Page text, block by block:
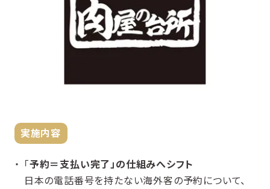
実施内容
「予約＝支払い完了」の仕組みへシフト
日本の電話番号を持たない海外客の予約について、